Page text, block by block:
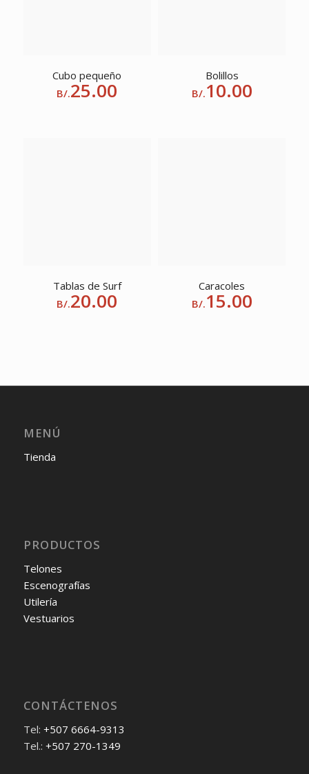
Cubo pequeño
B/.25.00
Bolillos
B/.10.00
Tablas de Surf
B/.20.00
Caracoles
B/.15.00
MENÚ
Tienda
PRODUCTOS
Telones
Escenografías
Utilería
Vestuarios
CONTÁCTENOS
Tel: +507 6664-9313
Tel.: +507 270-1349